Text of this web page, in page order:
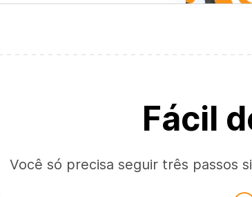
Fácil
Você só precisa seguir três passos